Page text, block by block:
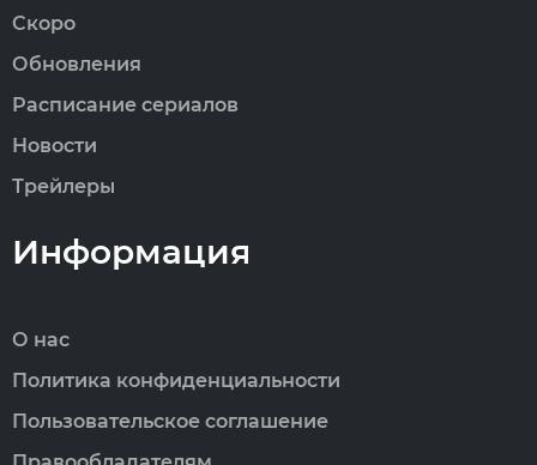
Скоро
Обновления
Расписание сериалов
Новости
Трейлеры
Информация
О нас
Политика конфиденциальности
Пользовательское соглашение